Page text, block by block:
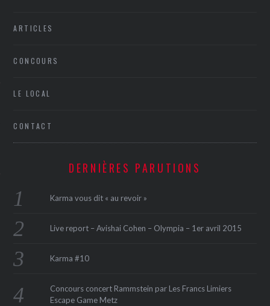
ARTICLES
CONCOURS
LE LOCAL
CONTACT
DERNIÈRES PARUTIONS
Karma vous dit « au revoir »
Live report – Avishai Cohen – Olympia – 1er avril 2015
Karma #10
Concours concert Rammstein par Les Francs Limiers
Escape Game Metz